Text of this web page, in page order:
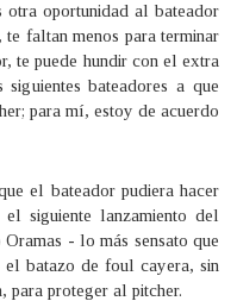
oportunidad al bateador
faltan menos para terminar
te puede hundir con el extra
bateadores a que
para mí, estoy de acuerdo
el bateador pudiera hacer
siguiente lanzamiento del
- lo más sensato que
batazo de foul cayera, sin
para proteger al pitcher.